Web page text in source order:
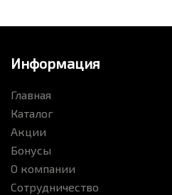
Информация
Главная
Каталог
Акции
Бонусы
О компании
Сотрудничество